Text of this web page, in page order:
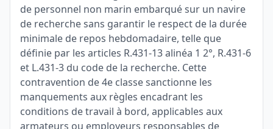
de personnel non marin embarqué sur un navire
de recherche sans garantir le respect de la durée
minimale de repos hebdomadaire, telle que
définie par les articles R.431-13 alinéa 1 2°, R.431-6
et L.431-3 du code de la recherche. Cette
contravention de 4e classe sanctionne les
manquements aux règles encadrant les
conditions de travail à bord, applicables aux
armateurs ou employeurs responsables de